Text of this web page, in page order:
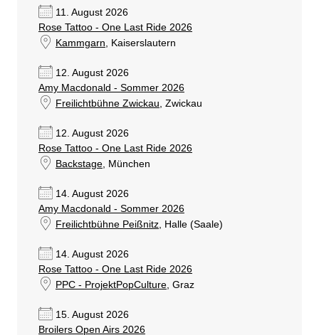
11. August 2026
Rose Tattoo - One Last Ride 2026
Kammgarn , Kaiserslautern
12. August 2026
Amy Macdonald - Sommer 2026
Freilichtbühne Zwickau , Zwickau
12. August 2026
Rose Tattoo - One Last Ride 2026
Backstage, München
14. August 2026
Amy Macdonald - Sommer 2026
Freilichtbühne Peißnitz, Halle (Saale)
14. August 2026
Rose Tattoo - One Last Ride 2026
PPC - ProjektPopCulture, Graz
15. August 2026
Broilers Open Airs 2026